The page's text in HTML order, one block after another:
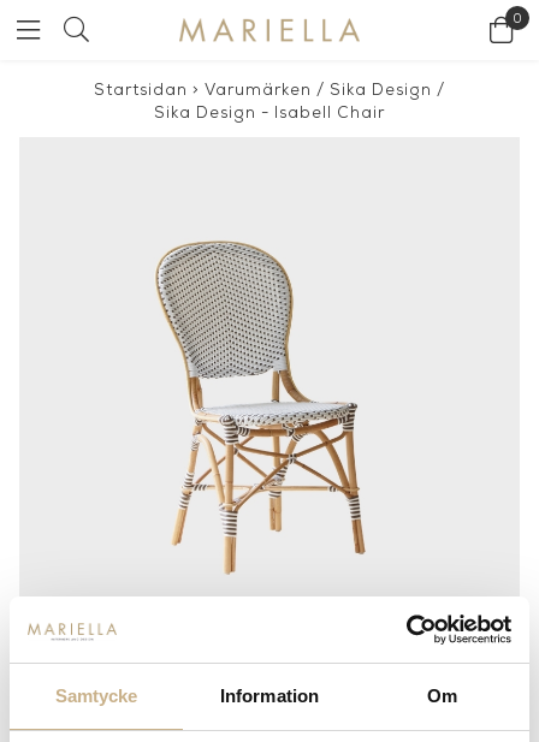
Samtycke Information Om
0
Startsidan > Varumärken / Sika Design /
Sika Design - Isabell Chair